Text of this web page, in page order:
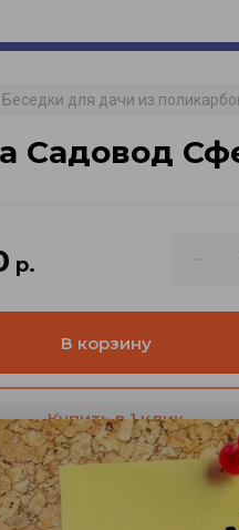
Беседки для дачи из
Садовод
р.
В корзину
Купить в 1 клик